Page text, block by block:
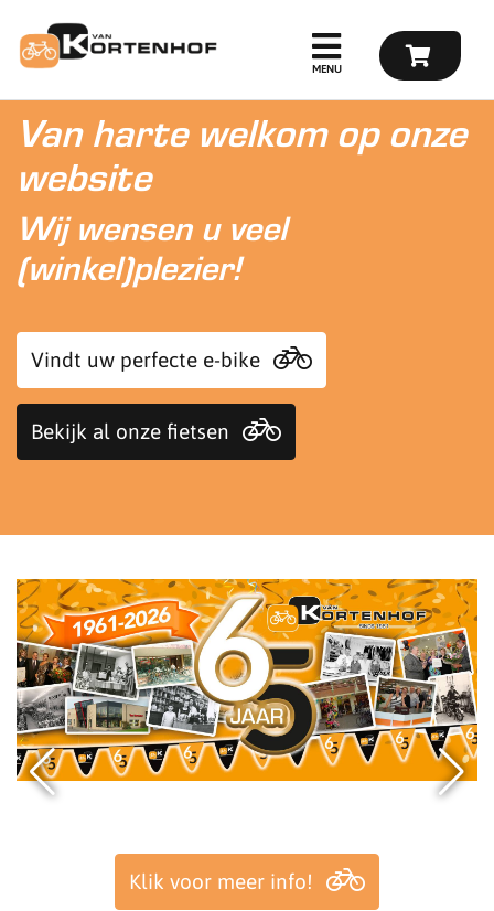
Van harte welkom op onze
website
Wij wensen u veel
(winkel)plezier!
Vindt uw perfecte e-bike
Bekijk al onze fietsen